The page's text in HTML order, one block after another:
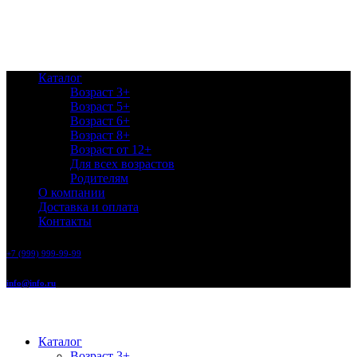
Каталог
Возраст 3+
Возраст 5+
Возраст 6+
Возраст 8+
Возраст от 12+
Для всех возрастов
Родителям
О компании
Доставка и оплата
Контакты
+7 (999) 999-99-99
info@info.ru
Каталог